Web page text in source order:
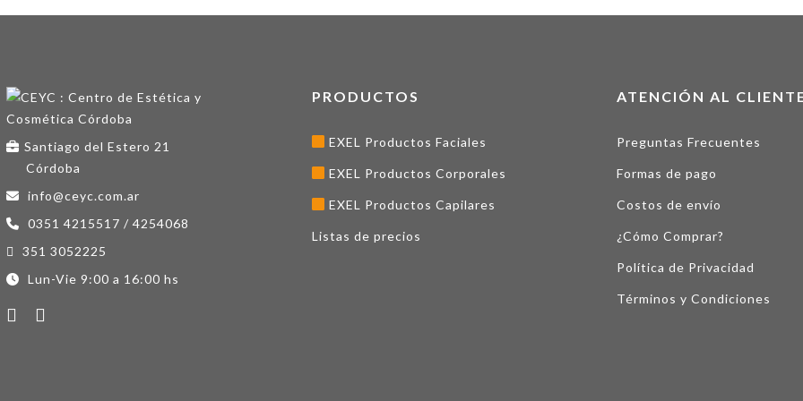
Santiago del Estero 21
Córdoba
info@ceyc.com.ar
0351 4215517 / 4254068
351 3052225
Lun-Vie 9:00 a 16:00 hs
PRODUCTOS
EXEL Productos Faciales
EXEL Productos Corporales
EXEL Productos Capilares
Listas de precios
ATENCIÓN AL
Preguntas Frecuentes
Formas de pago
Costos de envío
¿Cómo Comprar?
Política de Privacidad
Términos y Condiciones